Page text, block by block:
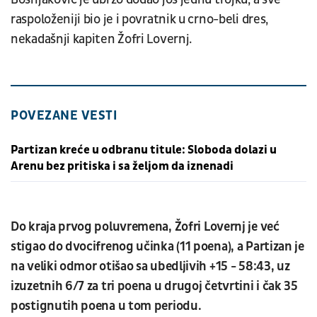
raspoloženiji bio je i povratnik u crno-beli dres,
nekadašnji kapiten Žofri Lovernj.
POVEZANE VESTI
Partizan kreće u odbranu titule: Sloboda dolazi u
Arenu bez pritiska i sa željom da iznenadi
Do kraja prvog poluvremena, Žofri Lovernj je već
stigao do dvocifrenog učinka (11 poena), a Partizan je
na veliki odmor otišao sa ubedljivih +15 - 58:43, uz
izuzetnih 6/7 za tri poena u drugoj četvrtini i čak 35
postignutih poena u tom periodu.